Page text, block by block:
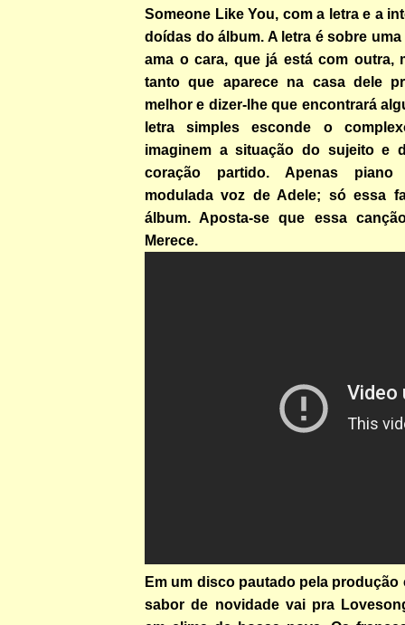
Someone Like You, com a letra e a
doídas do álbum. A letra é sobre
ama o cara, que já está com outra,
tanto que aparece na casa dele
melhor e dizer-lhe que encontrará
letra simples esconde o
imaginem a situação do sujeito e
coração partido. Apenas piano
modulada voz de Adele; só essa
álbum. Aposta-se que essa
Merece.
Em um disco pautado pela produção
sabor de novidade vai pra